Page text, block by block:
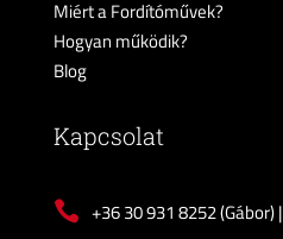
Miért a Fordítóművek?
Hogyan működik?
Blog
Kapcsolat
 +36 30 931 8252(Gábor) |